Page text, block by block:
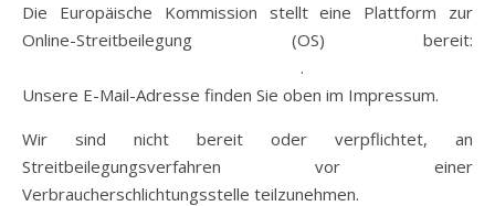
Die Europäische Kommission stellt eine Plattform zur
Online-Streitbeilegung (OS) bereit:
.
Unsere E-Mail-Adresse finden Sie oben im Impressum.
Wir sind nicht bereit oder verpflichtet, an
Streitbeilegungsverfahren vor einer
Verbraucherschlichtungsstelle teilzunehmen.